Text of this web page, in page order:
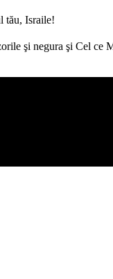
tău, Israile!
şi negura şi Cel